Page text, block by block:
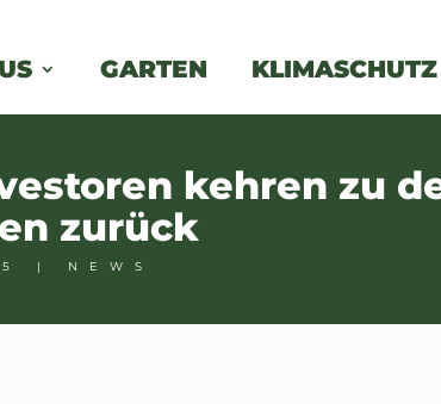
GARTEN KLIMASCHUTZ
kehren zu
zurück
| NEWS